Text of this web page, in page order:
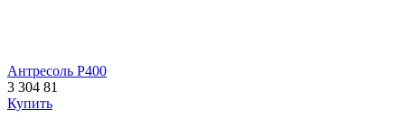
Антресоль Р400
3 304 81
Купить